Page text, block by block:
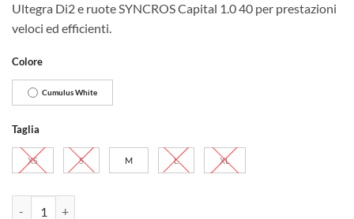
Ultegra Di2 e ruote SYNCROS Capital 1.0 40 per prestazioni
veloci ed efficienti.
Colore
Cumulus White
Taglia
XS S M L XL